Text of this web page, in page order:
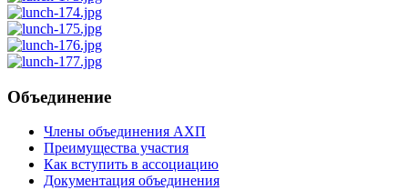
Объединение
Члены объединения АХП
Преимущества участия
Как вступить в ассоциацию
Документация объединения